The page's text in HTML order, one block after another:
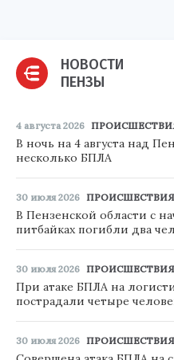
НОВОСТИ
ПЕНЗЫ
4 августа 2026
В ночь на 4 августа над
несколько БПЛА
30 июля 2026 ПРОИСШЕСТВИЯ
В Пензенской области с
питбайках погибли два
30 июля 2026 ПРОИСШЕСТВИЯ
При атаке БПЛА на
пострадали четыре
30 июля 2026 ПРОИСШЕСТВИЯ